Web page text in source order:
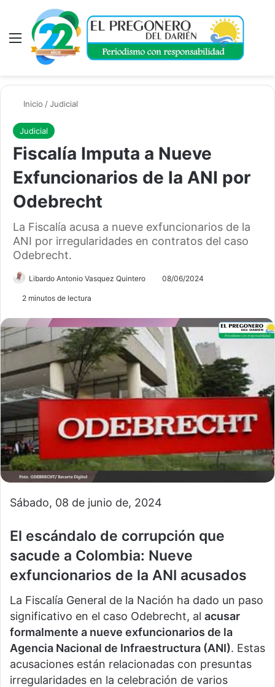
Menú
Inicio /Judicial
Judicial
Fiscalía Imputa a Nueve
Exfuncionarios de la ANI por
Odebrecht
La Fiscalía acusa a nueve exfuncionarios de la
ANI por irregularidades en contratos del caso
Odebrecht.
Libardo Antonio Vasquez Quintero 08/06/2024
2 minutos de lectura
Sábado, 08 de junio de, 2024
El escándalo de corrupción que
sacude a Colombia: Nueve
exfuncionarios de la ANI acusados
La Fiscalía General de la Nación ha dado un paso
significativo en el caso Odebrecht, al acusar
formalmente a nueve exfuncionarios de la
Agencia Nacional de Infraestructura (ANI). Estas
acusaciones están relacionadas con presuntas
irregularidades en la celebración de varios